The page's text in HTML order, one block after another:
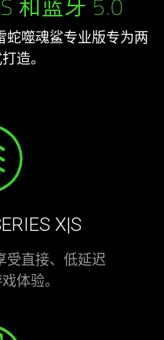
和蓝牙 5.0
蛇噬魂鲨专业版专为两
造。
X|S
受直接、低延迟
体验。